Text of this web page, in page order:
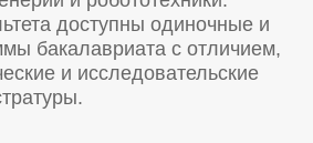
доступны одиночные и
бакалавриата с отличием,
и исследовательские